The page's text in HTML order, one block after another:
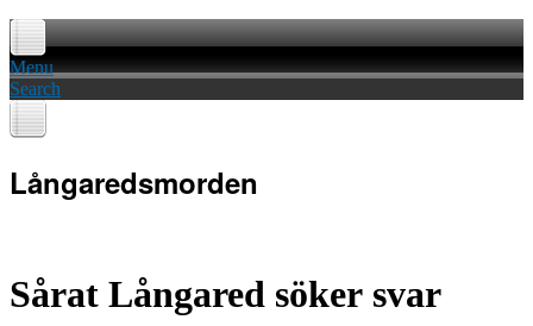
Menu
Search
Långaredsmorden
Sårat Lån­gared söker svar